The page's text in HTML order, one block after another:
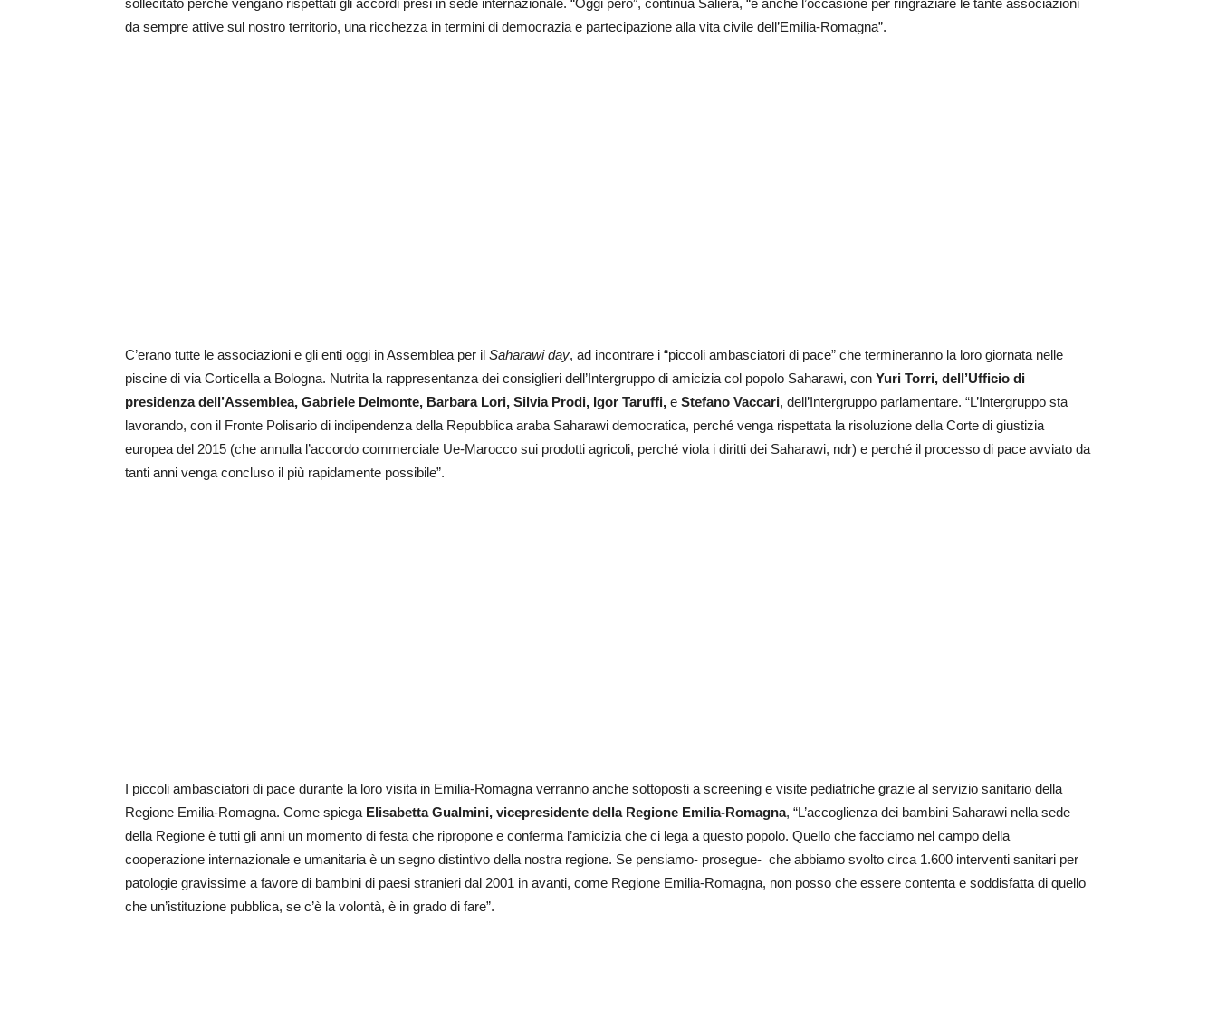
da sempre attive sul nostro territorio, una ricchezza in termini di democrazia e partecipazione alla vita civile dell’Emilia-Romagna”.
C’erano tutte le associazioni e gli enti oggi in Assemblea per il Saharawi day, ad incontrare i “piccoli ambasciatori di pace” che termineranno la loro giornata nelle
piscine di via Corticella a Bologna. Nutrita la rappresentanza dei consiglieri dell’Intergruppo di amicizia col popolo Saharawi, con Yuri Torri, dell’Ufficio di
presidenza dell’Assemblea, Gabriele Delmonte, Barbara Lori, Silvia Prodi, Igor Taruffi, e Stefano Vaccari, dell’Intergruppo parlamentare. “L’Intergruppo sta
lavorando, con il Fronte Polisario di indipendenza della Repubblica araba Saharawi democratica, perché venga rispettata la risoluzione della Corte di giustizia
europea del 2015 (che annulla l’accordo commerciale Ue-Marocco sui prodotti agricoli, perché viola i diritti dei Saharawi, ndr) e perché il processo di pace avviato da
tanti anni venga concluso il più rapidamente possibile”.
I piccoli ambasciatori di pace durante la loro visita in Emilia-Romagna verranno anche sottoposti a screening e visite pediatriche grazie al servizio sanitario della
Regione Emilia-Romagna. Come spiega Elisabetta Gualmini, vicepresidente della Regione Emilia-Romagna, “L’accoglienza dei bambini Saharawi nella sede
della Regione è tutti gli anni un momento di festa che ripropone e conferma l’amicizia che ci lega a questo popolo. Quello che facciamo nel campo della
cooperazione internazionale e umanitaria è un segno distintivo della nostra regione. Se pensiamo- prosegue- che abbiamo svolto circa 1.600 interventi sanitari per
patologie gravissime a favore di bambini di paesi stranieri dal 2001 in avanti, come Regione Emilia-Romagna, non posso che essere contenta e soddisfatta di quello
che un’istituzione pubblica, se c’è la volontà, è in grado di fare”.